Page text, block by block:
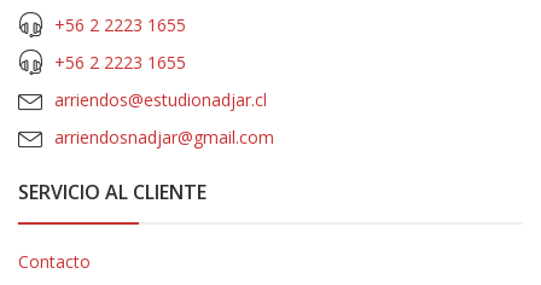
+56 2 2223 1655
+56 2 2223 1655
arriendos@estudionadjar.cl
arriendosnadjar@gmail.com
SERVICIO AL CLIENTE
Contacto